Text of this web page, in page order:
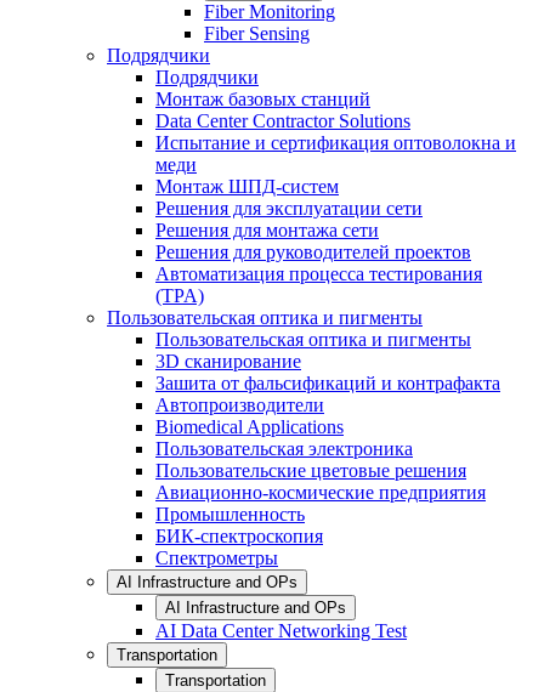
Fiber Monitoring
Fiber Sensing
Подрядчики
Подрядчики
Монтаж базовых станций
Data Center Contractor Solutions
Испытание и сертификация оптоволокна и
меди
Монтаж ШПД-систем
Решения для эксплуатации сети
Решения для монтажа сети
Решения для руководителей проектов
Автоматизация процесса тестирования
(TPA)
Пользовательская оптика и пигменты
Пользовательская оптика и пигменты
3D сканирование
Зашита от фальсификаций и контрафакта
Автопроизводители
Biomedical Applications
Пользовательская электроника
Пользовательские цветовые решения
Авиационно-космические предприятия
Промышленность
БИК-спектроскопия
Спектрометры
AI Infrastructure and OPs
AI Infrastructure and OPs
AI Data Center Networking Test
Transportation
Transportation